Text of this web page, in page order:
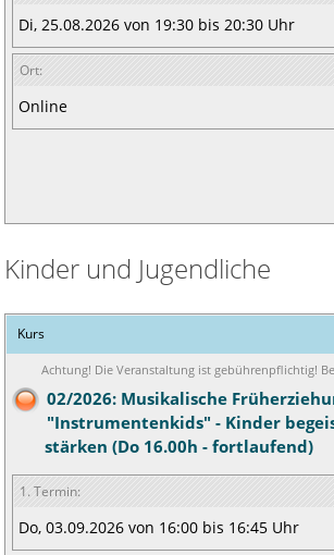
Di, 25.08.2026 von 19:30 bis 20:30 Uhr
Ort:
Online
Kinder und Jugendliche
Kurs
Achtung! Die Veranstaltung ist gebührenpflichtig!
02/2026: Musikalische
"Instrumentenkids" - Kinder
stärken (Do 16.00h - fortlaufend)
1. Termin:
Do, 03.09.2026 von 16:00 bis 16:45 Uhr